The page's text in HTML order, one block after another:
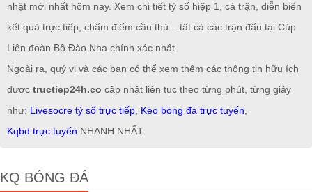
nhật mới nhất hôm nay. Xem chi tiết tỷ số hiệp 1, cả trận, diễn biến
kết quả trực tiếp, chấm điểm cầu thủ... tất cả các trận đấu tại Cúp
Liên đoàn Bồ Đào Nha chính xác nhất.
Ngoài ra, quý vị và các bạn có thể xem thêm các thông tin hữu ích
được tructiep24h.co cập nhật liên tục theo từng phút, từng giây
như: Livesocre tỷ số trực tiếp Kèo bóng đá trực tuyến
Kqbd trực tuyến NHANH NHẤT.
KQ BÓNG ĐÁ